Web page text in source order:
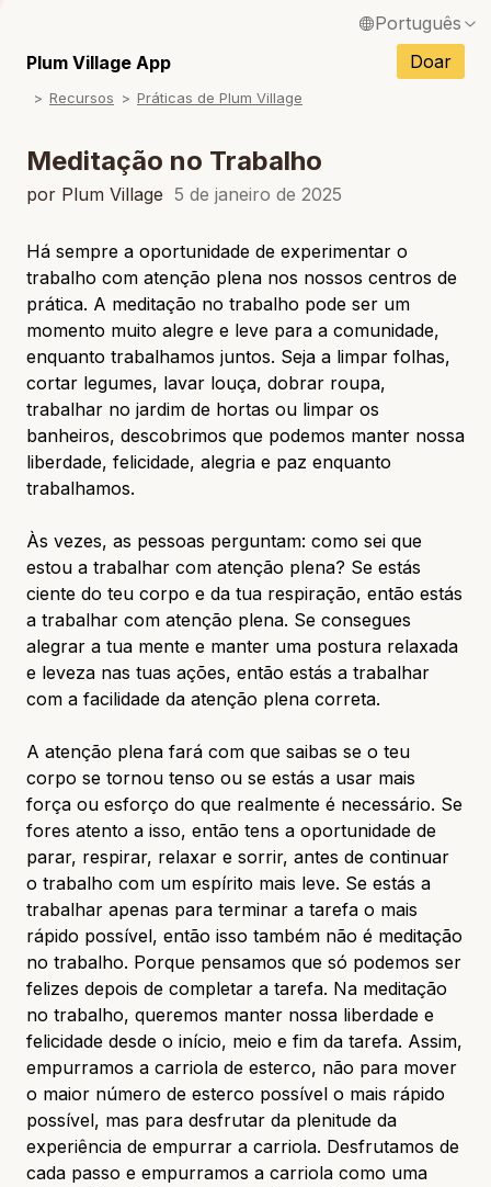
Português
Français / Francês
Español / Espanhol
Deutsch / Alemão
Tiếng Việt / Vietnamita
ภาษาไทย / Tailandês
Plum Village App Doar
Recursos Práticas de Plum Village
Meditação no Trabalho
por Plum Village 5 de janeiro de 2025
Há sempre a oportunidade de experimentar o
trabalho com atenção plena nos nossos centros de
prática. A meditação no trabalho pode ser um
momento muito alegre e leve para a comunidade,
enquanto trabalhamos juntos. Seja a limpar folhas,
cortar legumes, lavar louça, dobrar roupa,
trabalhar no jardim de hortas ou limpar os
banheiros, descobrimos que podemos manter nossa
liberdade, felicidade, alegria e paz enquanto
trabalhamos.
Às vezes, as pessoas perguntam: como sei que
estou a trabalhar com atenção plena? Se estás
ciente do teu corpo e da tua respiração, então estás
a trabalhar com atenção plena. Se consegues
alegrar a tua mente e manter uma postura relaxada
e leveza nas tuas ações, então estás a trabalhar
com a facilidade da atenção plena correta.
A atenção plena fará com que saibas se o teu
corpo se tornou tenso ou se estás a usar mais
força ou esforço do que realmente é necessário. Se
fores atento a isso, então tens a oportunidade de
parar, respirar, relaxar e sorrir, antes de continuar
o trabalho com um espírito mais leve. Se estás a
trabalhar apenas para terminar a tarefa o mais
rápido possível, então isso também não é meditação
no trabalho. Porque pensamos que só podemos ser
felizes depois de completar a tarefa. Na meditação
no trabalho, queremos manter nossa liberdade e
felicidade desde o início, meio e fim da tarefa. Assim,
empurramos a carriola de esterco, não para mover
o maior número de esterco possível o mais rápido
possível, mas para desfrutar da plenitude da
experiência de empurrar a carriola. Desfrutamos de
cada passo e empurramos a carriola como uma